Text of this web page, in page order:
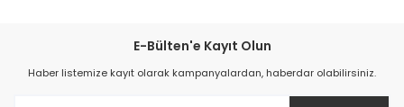
E-Bülten'e Kayıt Olun
Haber listemize kayıt olarak kampanyalardan, haberdar olabilirsiniz.